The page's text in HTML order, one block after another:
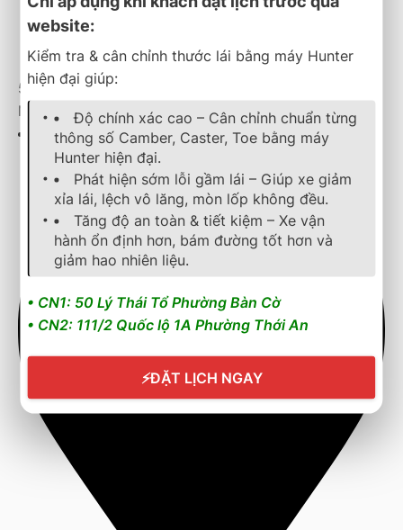
website:
Kiểm tra & cân chỉnh thước lái bằng máy Hunter
hiện đại giúp:
Độ chính xác cao – Cân chỉnh chuẩn từng
thông số Camber, Caster, Toe bằng máy
Hunter hiện đại.
Phát hiện sớm lỗi gầm lái – Giúp xe giảm
xỉa lái, lệch vô lăng, mòn lốp không đều.
Tăng độ an toàn & tiết kiệm – Xe vận
hành ổn định hơn, bám đường tốt hơn và
giảm hao nhiên liệu.
• CN1: 50 Lý Thái Tổ Phường Bàn Cờ
• CN2: 111/2 Quốc lộ 1A Phường Thới An
⚡ĐẶT LỊCH NGAY
50 Lý Thái Tổ, Phường Bàn Cờ, Thành phố Hồ Chí
Minh